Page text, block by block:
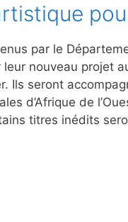
par le
nouveau projet
Ils seront
d’Afrique de
titres inédits